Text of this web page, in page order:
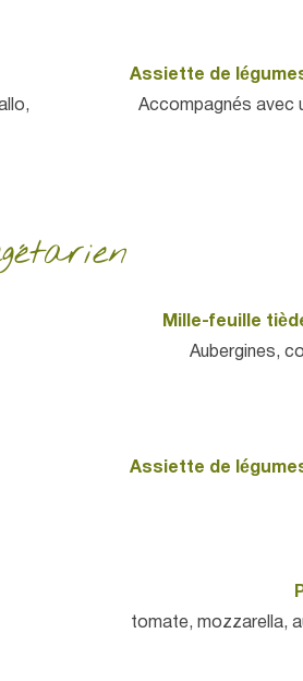
Assiette de
Accompagnés avec
Mille-feuille
Aubergines,
Assiette de
tomate, mozzarella,